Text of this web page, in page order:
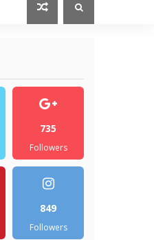
735
Followers
849
Followers